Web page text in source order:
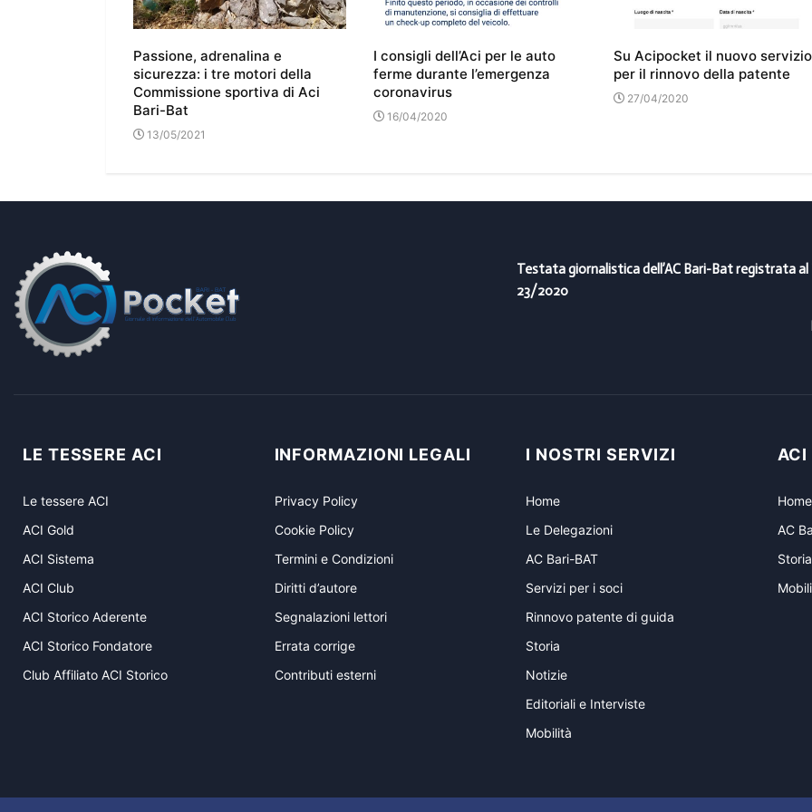
Passione, adrenalina e
sicurezza: i tre motori della
Commissione sportiva di Aci
Bari-Bat
13/05/2021
I consigli dell’Aci per le auto
ferme durante l’emergenza
coronavirus
16/04/2020
Su Acipocket il nuovo servizio
per il rinnovo della patente
27/04/2020
Testata giornalistica dell’AC Bari-Bat registrata al
23/2020
LE TESSERE ACI
Le tessere ACI
ACI Gold
ACI Sistema
ACI Club
ACI Storico Aderente
ACI Storico Fondatore
Club Affiliato ACI Storico
INFORMAZIONI LEGALI
Privacy Policy
Cookie Policy
Termini e Condizioni
Diritti d’autore
Segnalazioni lettori
Errata corrige
Contributi esterni
I NOSTRI SERVIZI
Home
Le Delegazioni
AC Bari-BAT
Servizi per i soci
Rinnovo patente di guida
Storia
Notizie
Editoriali e Interviste
Mobilità
ACI
Home
AC
Storia